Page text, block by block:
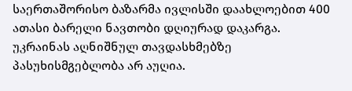
საერთაშორისო ბაზარმა ივლისში დაახლოებით 400
ათასი ბარელი ნავთობი დღიურად დაკარგა.
უკრაინას აღნიშნულ თავდასხმებზე
პასუხისმგებლობა არ აუღია.